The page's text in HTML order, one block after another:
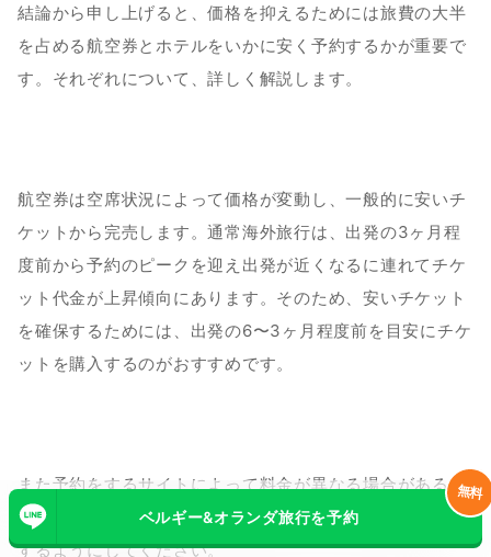
結論から申し上げると、価格を抑えるためには旅費の大半
を占める航空券とホテルをいかに安く予約するかが重要で
す。それぞれについて、詳しく解説します。
航空券は空席状況によって価格が変動し、一般的に安いチ
ケットから完売します。通常海外旅行は、出発の3ヶ月程
度前から予約のピークを迎え出発が近くなるに連れてチケ
ット代金が上昇傾向にあります。そのため、安いチケット
を確保するためには、出発の6〜3ヶ月程度前を目安にチケ
ットを購入するのがおすすめです。
また予約をするサイトによって料金が異なる場合があるた
め、航空会社や旅行会社など複数のサイトで値段の確認を
するようにしてください。
ベルギー&オランダ旅行を予約
無料